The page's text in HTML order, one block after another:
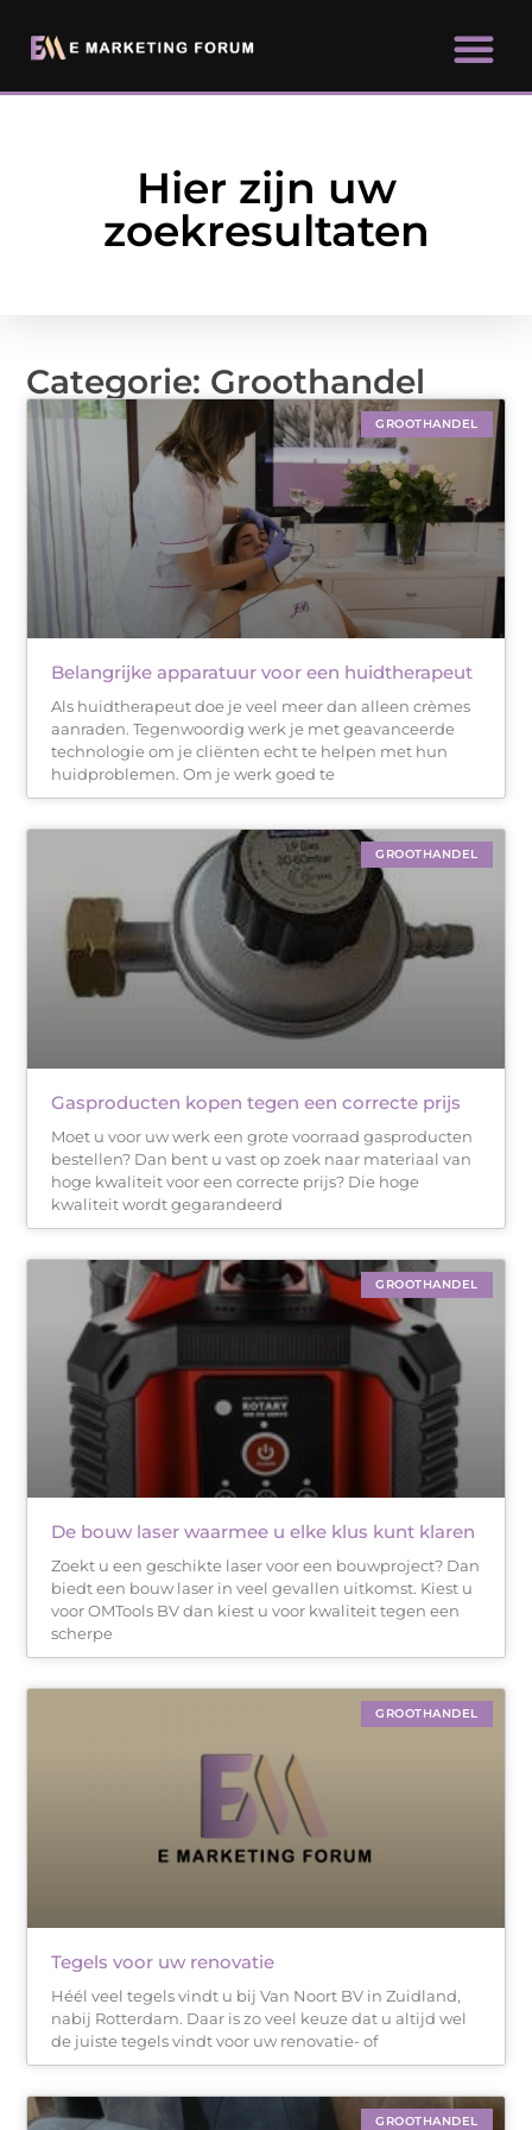
Hier zijn uw
zoekresultaten
Categorie: Groothandel
GROOTHANDEL
Belangrijke apparatuur voor een huidtherapeut
Als huidtherapeut doe je veel meer dan alleen crèmes
aanraden. Tegenwoordig werk je met geavanceerde
technologie om je cliënten echt te helpen met hun
huidproblemen. Om je werk goed te
GROOTHANDEL
Gasproducten kopen tegen een correcte prijs
Moet u voor uw werk een grote voorraad gasproducten
bestellen? Dan bent u vast op zoek naar materiaal van
hoge kwaliteit voor een correcte prijs? Die hoge
kwaliteit wordt gegarandeerd
GROOTHANDEL
De bouw laser waarmee u elke klus kunt klaren
Zoekt u een geschikte laser voor een bouwproject? Dan
biedt een bouw laser in veel gevallen uitkomst. Kiest u
voor OMTools BV dan kiest u voor kwaliteit tegen een
scherpe
GROOTHANDEL
Tegels voor uw renovatie
Héél veel tegels vindt u bij Van Noort BV in Zuidland,
nabij Rotterdam. Daar is zo veel keuze dat u altijd wel
de juiste tegels vindt voor uw renovatie- of
GROOTHANDEL